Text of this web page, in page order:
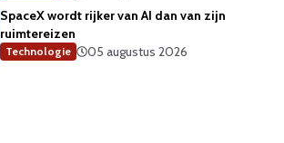
SpaceX wordt rijker van AI dan van zijn
ruimtereizen
Technologie 05 augustus 2026